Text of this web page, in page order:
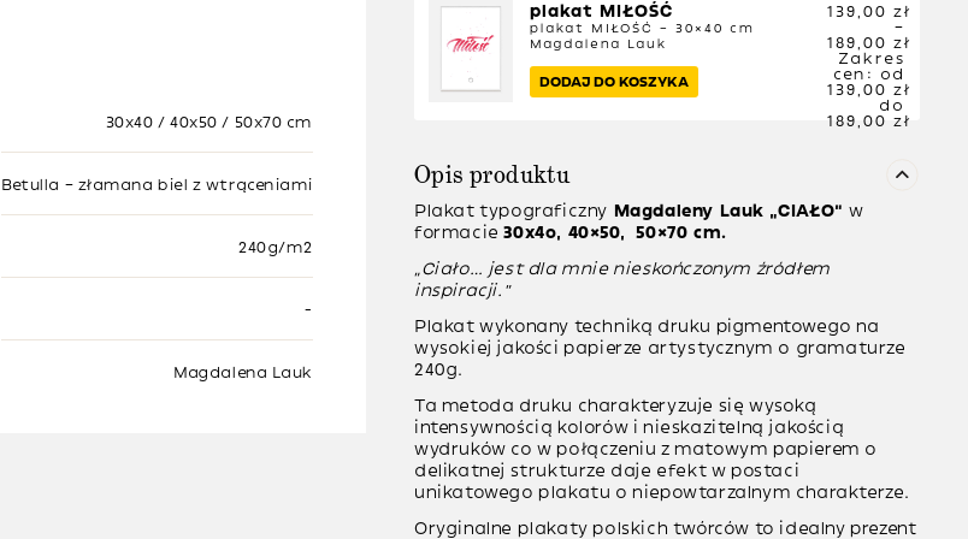
30x40 / 40x50 / 50x70 cm
Betulla – złamana biel z wtrąceniami
240g/m2
-
Magdalena Lauk
plakat MIŁOŚĆ
plakat MIŁOŚĆ – 30×40 cm
Magdalena Lauk
139,00 zł
–
189,00 zł
Zakres
cen: od
139,00 zł
do
189,00 zł
DODAJ DO KOSZYKA
Opis produktu
Plakat typograficzny Magdaleny Lauk “CIAŁO”w
formacie30x4o, 40×50, 50×70 cm.
“Ciało… jest dla mnie nieskończonym źródłem
inspiracji.”
Plakat wykonany techniką druku pigmentowego na
wysokiej jakości papierze artystycznym o gramaturze
240g.
Ta metoda druku charakteryzuje się wysoką
intensywnością kolorów i nieskazitelną jakością
wydruków co w połączeniu z matowym papierem o
delikatnej strukturze daje efekt w postaci
unikatowego plakatu o niepowtarzalnym charakterze.
Oryginalne plakaty polskich twórców to idealny prezent